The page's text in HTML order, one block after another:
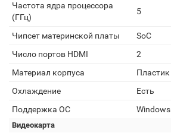
Частота ядра процессора
(ГГц)
5
Чипсет материнской платы
SoC
Число портов HDMI
2
Материал корпуса
Пластик
Охлаждение
Есть
Поддержка ОС
Windows
Видеокарта